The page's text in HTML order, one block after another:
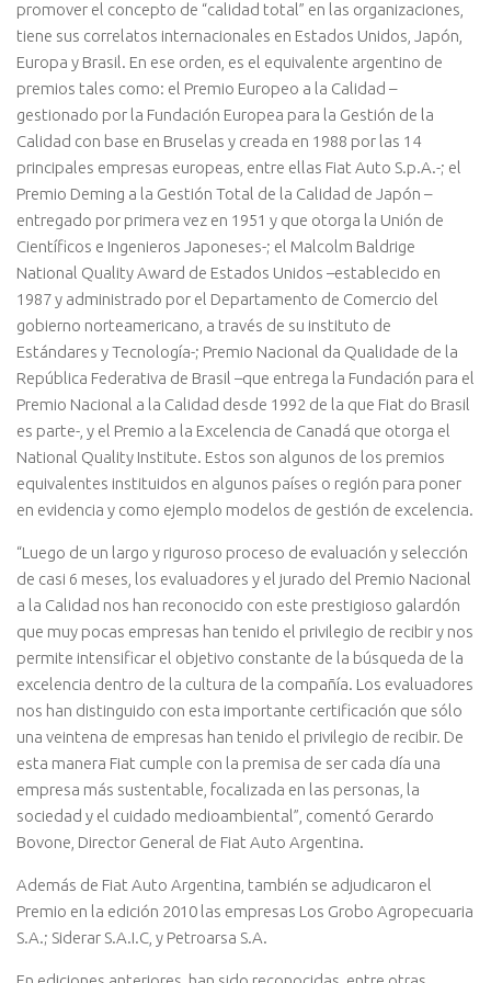
promover el concepto de “calidad total” en las organizaciones,
tiene sus correlatos internacionales en Estados Unidos, Japón,
Europa y Brasil. En ese orden, es el equivalente argentino de
premios tales como: el Premio Europeo a la Calidad –
gestionado por la Fundación Europea para la Gestión de la
Calidad con base en Bruselas y creada en 1988 por las 14
principales empresas europeas, entre ellas Fiat Auto S.p.A.-; el
Premio Deming a la Gestión Total de la Calidad de Japón –
entregado por primera vez en 1951 y que otorga la Unión de
Científicos e Ingenieros Japoneses-; el Malcolm Baldrige
National Quality Award de Estados Unidos –establecido en
1987 y administrado por el Departamento de Comercio del
gobierno norteamericano, a través de su instituto de
Estándares y Tecnología-; Premio Nacional da Qualidade de la
República Federativa de Brasil –que entrega la Fundación para el
Premio Nacional a la Calidad desde 1992 de la que Fiat do Brasil
es parte-, y el Premio a la Excelencia de Canadá que otorga el
National Quality Institute. Estos son algunos de los premios
equivalentes instituidos en algunos países o región para poner
en evidencia y como ejemplo modelos de gestión de excelencia.
“Luego de un largo y riguroso proceso de evaluación y selección
de casi 6 meses, los evaluadores y el jurado del Premio Nacional
a la Calidad nos han reconocido con este prestigioso galardón
que muy pocas empresas han tenido el privilegio de recibir y nos
permite intensificar el objetivo constante de la búsqueda de la
excelencia dentro de la cultura de la compañía. Los evaluadores
nos han distinguido con esta importante certificación que sólo
una veintena de empresas han tenido el privilegio de recibir. De
esta manera Fiat cumple con la premisa de ser cada día una
empresa más sustentable, focalizada en las personas, la
sociedad y el cuidado medioambiental”, comentó Gerardo
Bovone, Director General de Fiat Auto Argentina.
Además de Fiat Auto Argentina, también se adjudicaron el
Premio en la edición 2010 las empresas Los Grobo Agropecuaria
S.A.; Siderar S.A.I.C, y Petroarsa S.A.